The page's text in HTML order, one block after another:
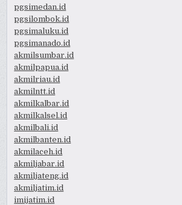
pgsimedan.id
pgsilombok.id
pgsimaluku.id
pgsimanado.id
akmilsumbar.id
akmilpapua.id
akmilriau.id
akmilntt.id
akmilkalbar.id
akmilkalsel.id
akmilbali.id
akmilbanten.id
akmilaceh.id
akmiljabar.id
akmiljateng.id
akmiljatim.id
imijatim.id